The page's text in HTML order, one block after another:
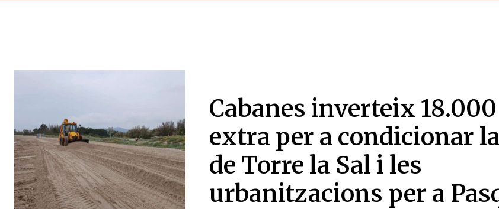
Cabanes inverteix
extra per a condicionar
de Torre la Sal i les
urbanitzacions per a